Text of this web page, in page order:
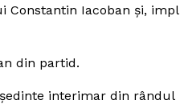
Constantin Iacoban şi,
din partid.
interimar din rândul